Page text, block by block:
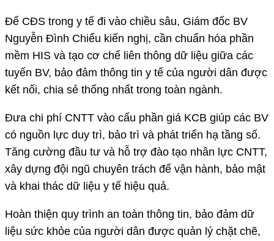
Để CĐS trong y tế đi vào chiều sâu, Giám đốc BV
Nguyễn Đình Chiểu kiến nghị, cần chuẩn hóa phần
mềm HIS và tạo cơ chế liên thông dữ liệu giữa các
tuyến BV, bảo đảm thông tin y tế của người dân được
kết nối, chia sẻ thống nhất trong toàn ngành.
Đưa chi phí CNTT vào cấu phần giá KCB giúp các BV
có nguồn lực duy trì, bảo trì và phát triển hạ tầng số.
Tăng cường đầu tư và hỗ trợ đào tạo nhân lực CNTT,
xây dựng đội ngũ chuyên trách để vận hành, bảo mật
và khai thác dữ liệu y tế hiệu quả.
Hoàn thiện quy trình an toàn thông tin, bảo đảm dữ
liệu sức khỏe của người dân được quản lý chặt chẽ,